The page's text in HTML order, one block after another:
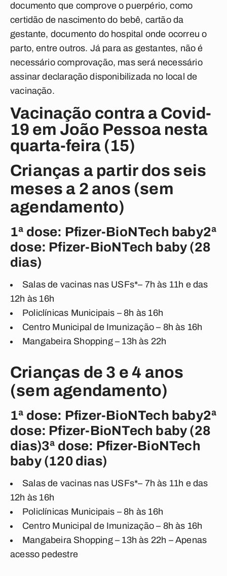
documento que comprove o puerpério, como
certidão de nascimento do bebê, cartão da
gestante, documento do hospital onde ocorreu o
parto, entre outros. Já para as gestantes, não é
necessário comprovação, mas será necessário
assinar declaração disponibilizada no local de
vacinação.
Vacinação contra a Covid-
19 em João Pessoa nesta
quarta-feira (15)
Crianças a partir dos seis
meses a 2 anos (sem
agendamento)
1ª dose: Pfizer-BioNTech baby2ª
dose: Pfizer-BioNTech baby (28
dias)
Salas de vacinas nas USFs*– 7h às 11h e das
12h às 16h
Policlínicas Municipais – 8h às 16h
Centro Municipal de Imunização – 8h às 16h
Mangabeira Shopping – 13h às 22h
Crianças de 3 e 4 anos
(sem agendamento)
1ª dose: Pfizer-BioNTech baby2ª
dose: Pfizer-BioNTech baby (28
dias)3ª dose: Pfizer-BioNTech
baby (120 dias)
Salas de vacinas nas USFs*– 7h às 11h e das
12h às 16h
Policlínicas Municipais – 8h às 16h
Centro Municipal de Imunização – 8h às 16h
Mangabeira Shopping – 13h às 22h – Apenas
acesso pedestre